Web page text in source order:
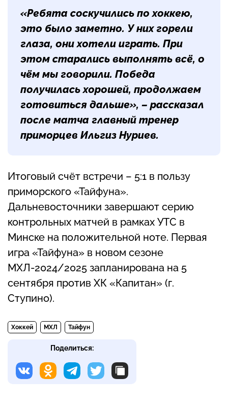
«Ребята соскучились по хоккею,
это было заметно. У них горели
глаза, они хотели играть. При
этом старались выполнять всё, о
чём мы говорили. Победа
получилась хорошей, продолжаем
готовиться дальше», – рассказал
после матча главный тренер
приморцев Ильгиз Нуриев.
Итоговый счёт встречи – 5:1 в пользу
приморского «Тайфуна».
Дальневосточники завершают серию
контрольных матчей в рамках УТС в
Минске на положительной ноте. Первая
игра «Тайфуна» в новом сезоне
МХЛ-2024/2025 запланирована на 5
сентября против ХК «Капитан» (г.
Ступино).
Хоккей МХЛ Тайфун
Поделиться: